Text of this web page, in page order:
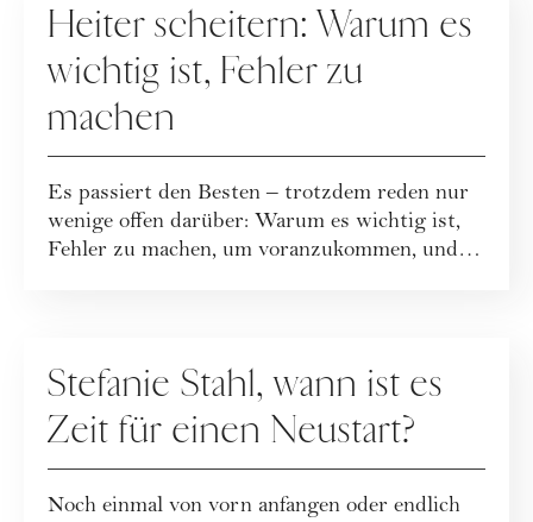
Heiter scheitern: Warum es
wichtig ist, Fehler zu
machen
Es passiert den Besten – trotzdem reden nur
wenige offen darüber: Warum es wichtig ist,
Fehler zu machen, um voranzukommen, und
Stefanie Stahl, wann ist es
Zeit für einen Neustart?
Noch einmal von vorn anfangen oder endlich